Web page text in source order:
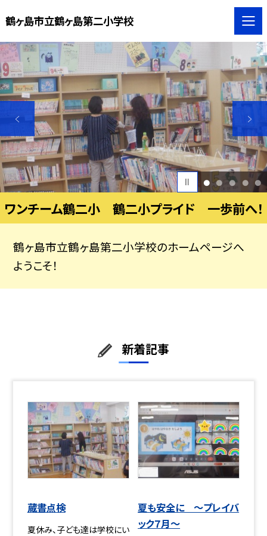
鶴ヶ島市立鶴ヶ島第二小学校
1 2 3 4 5
ワンチーム鶴二小 鶴二小プライド 一歩前へ！
鶴ヶ島市立鶴ヶ島第二小学校のホームページへ
ようこそ！
新着記事
蔵書点検
夏休み、子ども達は学校にい
夏も安全に ～プレイバ
ック７月～